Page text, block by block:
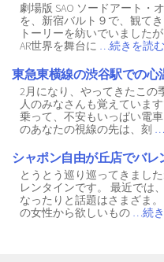
劇場版 SAO ソードアート・
を、新宿バルト９で、観て
トーリーを紡いでいました
AR世界を舞台に …続きを読む
東急東横線の渋谷駅での心
2月になり、やってきたこの
人のみなさんも覚えていま
乗って、不安もいっぱい電
のあなたの視線の先は、刻 …
シャポン自由が丘店でバ
とうとう巡り巡ってきまし
レンタインです。 最近では
なったりと話題はさまざま
の女性から欲しいもの …続